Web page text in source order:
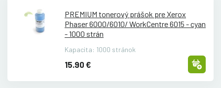
PREMIUM tonerový prášok pre Xerox
Phaser 6000/6010/ WorkCentre 6015 - cyan
- 1000 strán
Kapacita: 1000 stránok
15.90 €